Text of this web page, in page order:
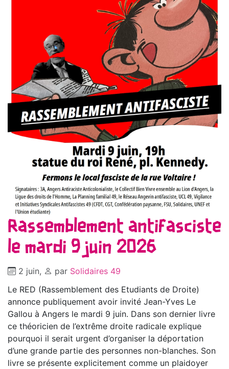
Rassemblement antifasciste
le mardi 9 juin 2026
2 juin, par Solidaires 49
Le RED (Rassemblement des Etudiants de Droite)
annonce publiquement avoir invité Jean-Yves Le
Gallou à Angers le mardi 9 juin. Dans son dernier livre
ce théoricien de l’extrême droite radicale explique
pourquoi il serait urgent d’organiser la déportation
d’une grande partie des personnes non-blanches. Son
livre se présente explicitement comme un plaidoyer